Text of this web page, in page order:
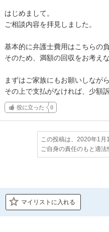
はじめまして。
ご相談内容を拝見しました。
基本的に弁護士費用はこちらの
そのため、満額の回収をお考え
まずはご家族にもお願いしなが
その上で支払がなければ、少額
役に立った 0
この投稿は、2020年1月
ご自身の責任のもと適
マイリストに入れる